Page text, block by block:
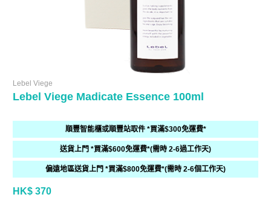
Lebel Viege
Lebel Viege Madicate Essence 100ml
順豐智能櫃或順豐站取件 *買滿$300免運費*
送貨上門 *買滿$600免運費*(需時 2-6過工作天)
偏遠地區送貨上門 *買滿$800免運費*(需時 2-6個工作天)
HK$ 370